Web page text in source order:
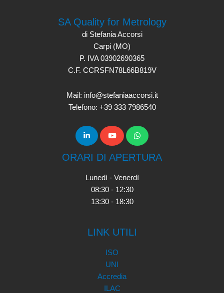
SA Quality for Metrology
di Stefania Accorsi
Carpi (MO)
P. IVA 03902690365
C.F. CCRSFN78L66B819V
Mail: info@stefaniaaccorsi.it
Telefono: +39 333 7986540
ORARI DI APERTURA
Lunedì - Venerdì
08:30 - 12:30
13:30 - 18:30
LINK UTILI
ISO
UNI
Accredia
ILAC